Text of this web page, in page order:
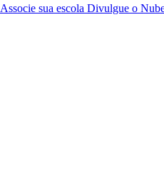
Associe sua escola Divulgue o